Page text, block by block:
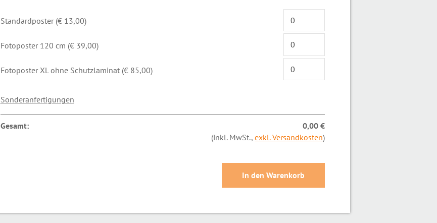
Standardposter (€ 13,00)
Fotoposter 120 cm (€ 39,00)
Fotoposter XL ohne Schutzlaminat (€ 85,00)
Sonderanfertigungen
Gesamt:
0,00 €
(inkl. MwSt., exkl. Versandkosten)